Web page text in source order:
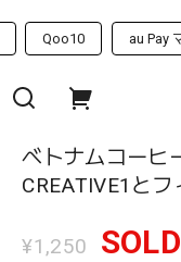
Qoo10 au Pay
ベトナムコーヒ
CREATIVE1と
¥1,250